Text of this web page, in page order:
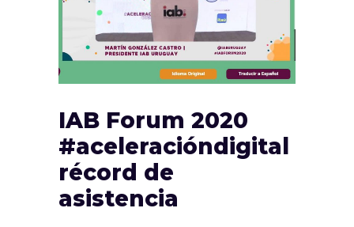
IAB Forum 2020
#aceleracióndigital
récord de
asistencia